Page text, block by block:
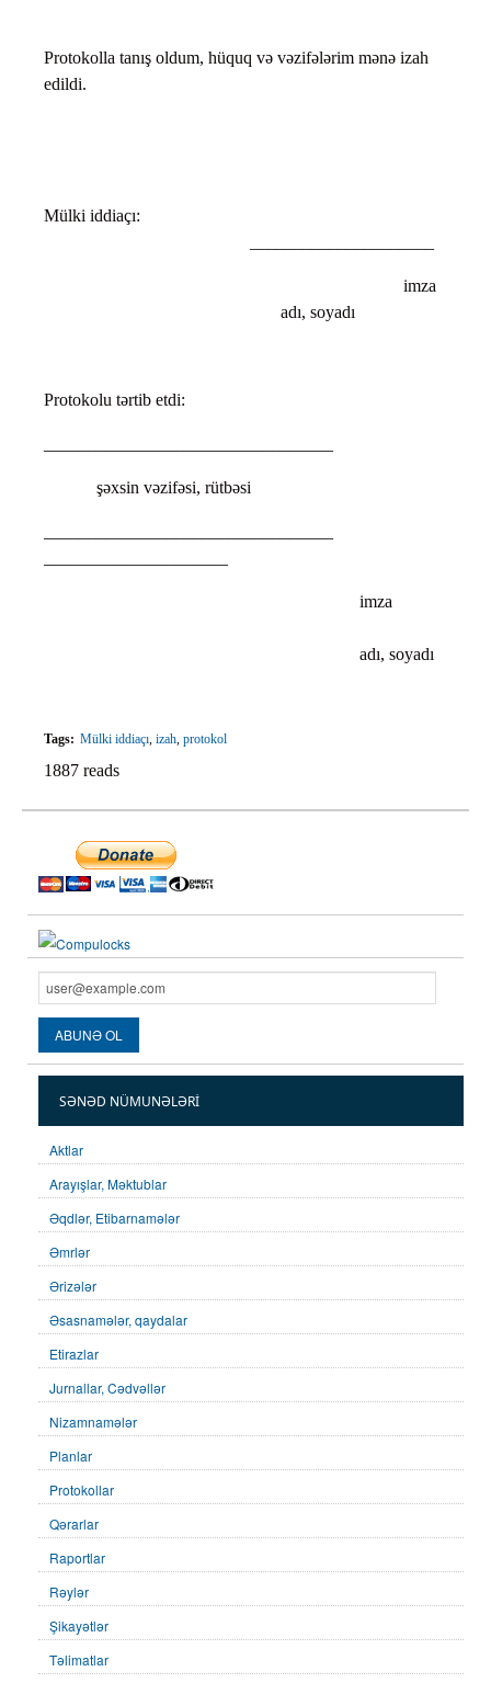
Protokolla tanış oldum, hüquq və vəzifələrim mənə izah
edildi.
Mülki iddiaçı:
imza
adı, soyadı
Protokolu tərtib etdi:
şəxsin vəzifəsi, rütbəsi
imza
adı, soyadı
Tags: Mülki iddiaçı, izah, protokol
1887 reads
SƏNƏD NÜMUNƏLƏRI
Aktlar
Arayışlar, Məktublar
Əqdlər, Etibarnamələr
Əmrlər
Ərizələr
Əsasnamələr, qaydalar
Etirazlar
Jurnallar, Cədvəllər
Nizamnamələr
Planlar
Protokollar
Qərarlar
Raportlar
Rəylər
Şikayətlər
Təlimatlar